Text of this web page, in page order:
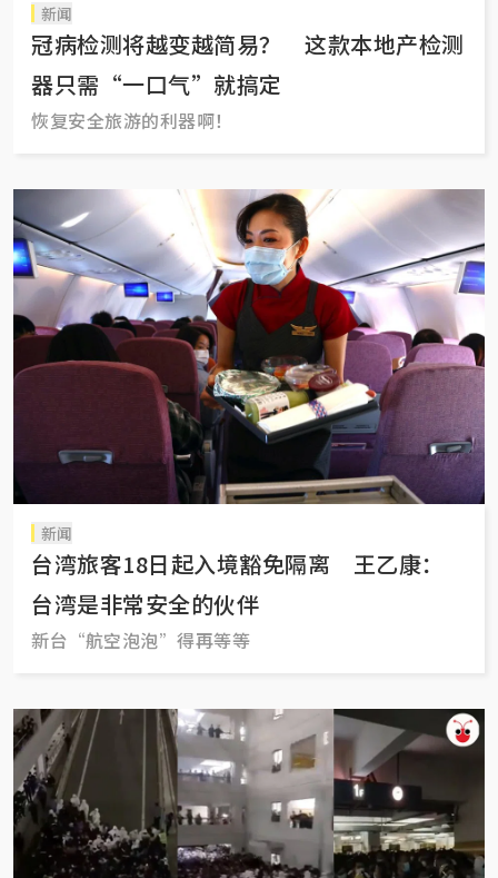
新闻
冠病检测将越变越简易？ 这款本地产检测
器只需“一口气”就搞定
恢复安全旅游的利器啊！
新闻
台湾旅客18日起入境豁免隔离 王乙康：
台湾是非常安全的伙伴
新台“航空泡泡”得再等等